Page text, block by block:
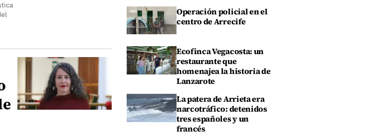
Operación policial en el
centro de Arrecife
Ecofinca Vegacosta: un
restaurante que
homenajea la historia de
Lanzarote
La patera de Arrieta era
narcotráfico: detenidos
tres españoles y un
francés